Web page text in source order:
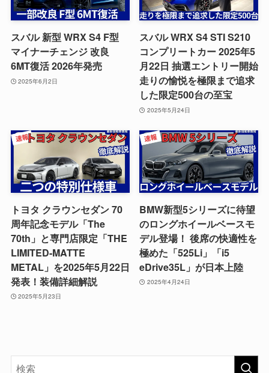
スバル 新型 WRX S4 F型
マイナーチェンジ 改良
6MT復活 2026年発売
2025年6月2日
スバル WRX S4 STI S210
コンプリートカー 2025年5
月22日 抽選エントリー開始
走りの愉悦を極限まで追求
した限定500台の至宝
2025年5月24日
トヨタ クラウンセダン 70
周年記念モデル「The
70th」と専門店限定「THE
LIMITED-MATTE
METAL」を2025年5月22日
発表！装備詳細解説
2025年5月23日
BMW新型5シリーズに待望
のロングホイールベースモ
デル登場！ 後席の快適性を
極めた「525Li」「i5
eDrive35L」が日本上陸
2025年4月24日